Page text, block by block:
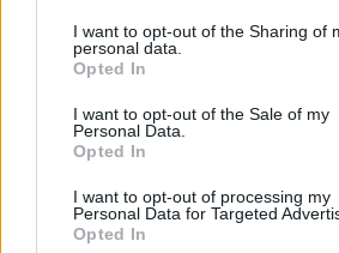
I want to opt-out of the Sharing of
personal data.
Opted In
I want to opt-out of the Sale of my
Personal Data.
Opted In
I want to opt-out of processing my
Personal Data for Targeted
Opted In
Caso Cospito, ecco
scoperti del Pd
Lorenzo Gioli
5 Febbraio 2023, 5:55